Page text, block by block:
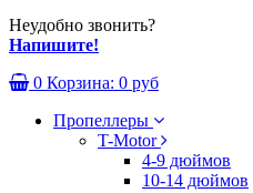
Неудобно звонить?
Напишите!
0 Корзина: 0 руб
Пропеллеры
T-Motor
4-9 дюймов
10-14 дюймов